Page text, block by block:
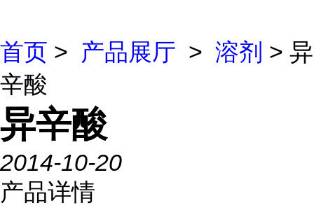
首页 > 产品展厅 > 溶剂 > 异
辛酸
异辛酸
2014-10-20
产品详情